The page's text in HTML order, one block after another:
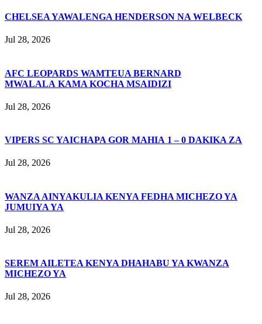
CHELSEA YAWALENGA HENDERSON NA WELBECK
Jul 28, 2026
AFC LEOPARDS WAMTEUA BERNARD
MWALALA KAMA KOCHA MSAIDIZI
Jul 28, 2026
VIPERS SC YAICHAPA GOR MAHIA 1 – 0 DAKIKA ZA
Jul 28, 2026
WANZA AINYAKULIA KENYA FEDHA MICHEZO YA
JUMUIYA YA
Jul 28, 2026
SEREM AILETEA KENYA DHAHABU YA KWANZA
MICHEZO YA
Jul 28, 2026